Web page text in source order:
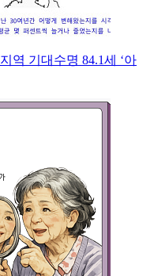
역 기대수명 84.1세 ‘아